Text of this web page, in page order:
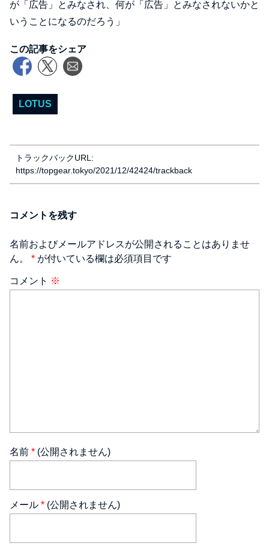
が「広告」とみなされ、何が「広告」とみなされないかと
いうことになるのだろう」
この記事をシェア
LOTUS
トラックバックURL:
https://topgear.tokyo/2021/12/42424/trackback
コメントを残す
名前およびメールアドレスが公開されることはありませ
ん。 * が付いている欄は必須項目です
コメント ※
名前 * (公開されません)
メール * (公開されません)